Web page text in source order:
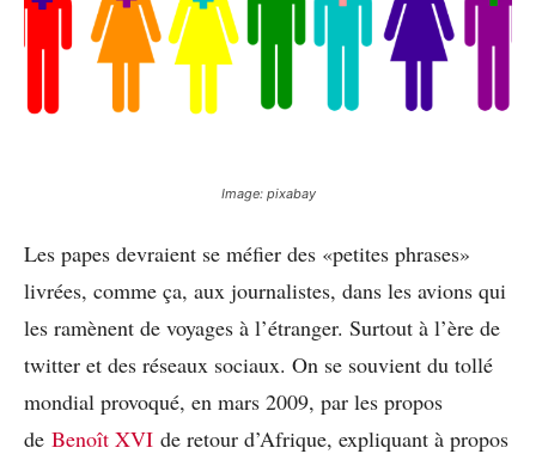
Image: pixabay
Les papes devraient se méfier des «petites phrases»
livrées, comme ça, aux journalistes, dans les avions qui
les ramènent de voyages à l’étranger. Surtout à l’ère de
twitter et des réseaux sociaux. On se souvient du tollé
mondial provoqué, en mars 2009, par les propos
de Benoît XVI de retour d’Afrique, expliquant à propos